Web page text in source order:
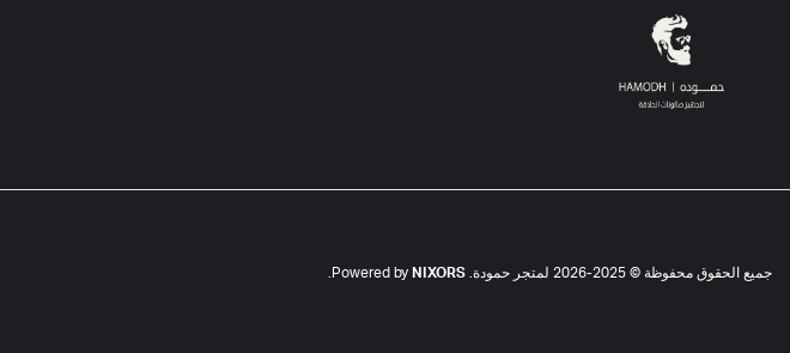
جميع الحقوق محفوظة © 2025-2026 لمتجر حمودة. Powered by NIXORS